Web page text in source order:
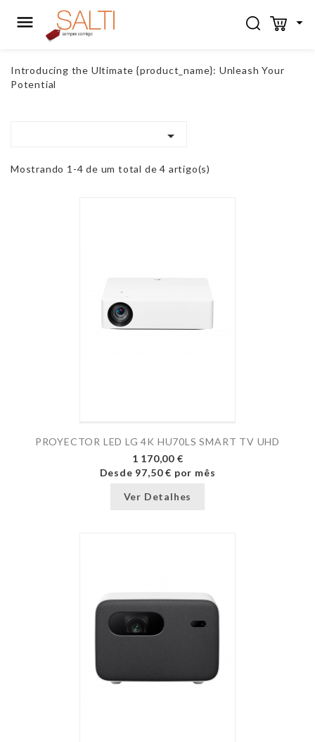
 
Introducing the Ultimate {product_name}: Unleash Your
Potential

Mostrando 1-4 de um total de 4 artigo(s)
PROYECTOR LED LG 4K HU70LS SMART TV UHD
1 170,00 €
Desde 97,50 € por mês
Ver Detalhes